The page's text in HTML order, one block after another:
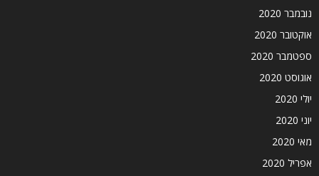
נובמבר 2020
אוקטובר 2020
ספטמבר 2020
אוגוסט 2020
יולי 2020
יוני 2020
מאי 2020
אפריל 2020